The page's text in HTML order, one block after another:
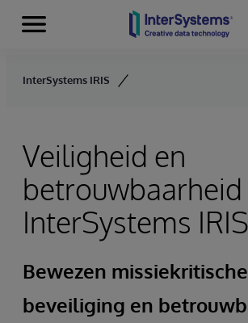
Skip to content
Menu
InterSystems IRIS
Veiligheid en
betrouwbaarheid
InterSystems IRIS
Bewezen missiekritische
beveiliging en